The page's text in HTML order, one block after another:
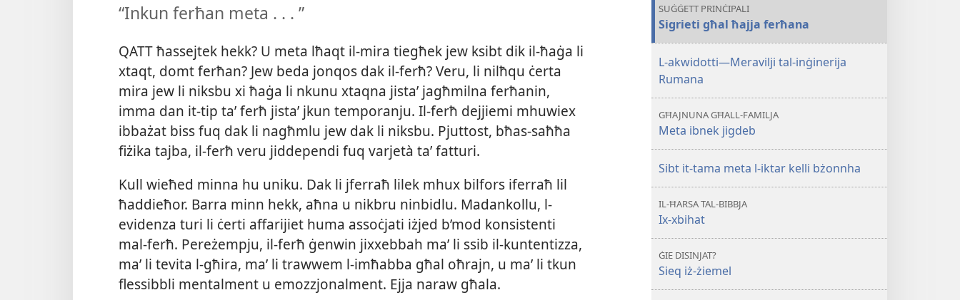
“Inkun ferħan meta . . . ”
QATT ħassejtek hekk? U meta lħaqt il-​mira tiegħek jew ksibt dik il-​ħaġa li
xtaqt, domt ferħan? Jew beda jonqos dak il-​ferħ? Veru, li nilħqu ċerta
mira jew li niksbu xi ħaġa li nkunu xtaqna jistaʼ jagħmilna ferħanin,
imma dan it-​tip taʼ ferħ jistaʼ jkun temporanju. Il-​ferħ dejjiemi mhuwiex
ibbażat biss fuq dak li nagħmlu jew dak li niksbu. Pjuttost, bħas-​saħħa
fiżika tajba, il-​ferħ veru jiddependi fuq varjetà taʼ fatturi.
Kull wieħed minna hu uniku. Dak li jferraħ lilek mhux bilfors iferraħ lil
ħaddieħor. Barra minn hekk, aħna u nikbru ninbidlu. Madankollu, l-​
evidenza turi li ċerti affarijiet huma assoċjati iżjed b’mod konsistenti
mal-​ferħ. Pereżempju, il-​ferħ ġenwin jixxebbah maʼ li ssib il-​kuntentizza,
maʼ li tevita l-​għira, maʼ li trawwem l-​imħabba għal oħrajn, u maʼ li tkun
flessibbli mentalment u emozzjonalment. Ejja naraw għala.
ħajja
ferħana
SUĠĠETT PRINĊIPALI
Sigrieti għal ħajja ferħana
L-akwidotti—Meravilji tal-inġinerija
Rumana
GĦAJNUNA GĦALL-FAMILJA
Meta ibnek jigdeb
Sibt it-tama meta l-iktar kelli bżonnha
IL-ĦARSA TAL-BIBBJA
Ix-xbihat
ĠIE DISINJAT?
Sieq iż-żiemel